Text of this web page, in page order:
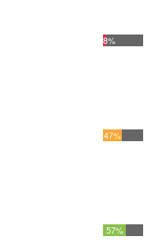
8%
47%
57%